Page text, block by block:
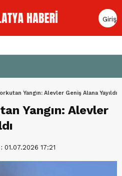
Giriş
Yap
Yangın: Alevler Geniş Alana Yayıldı
Yangın: Alevler
01.07.2026 17:21